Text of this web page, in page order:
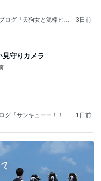
ログ「天狗女と泥棒ヒゲ
3日前
見守りカメラ
グ「サンキューー！！尾
1日前